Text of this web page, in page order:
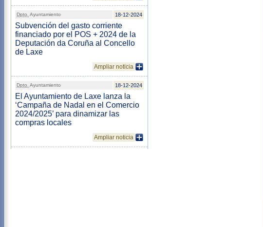
Dpto. Ayuntamiento 18-12-2024
Subvención del gasto corriente
financiado por el POS + 2024 de la
Deputación da Coruña al Concello
de Laxe
Ampliar noticia
Dpto. Ayuntamiento 18-12-2024
El Ayuntamiento de Laxe lanza la
‘Campaña de Nadal en el Comercio
2024/2025’ para dinamizar las
compras locales
Ampliar noticia